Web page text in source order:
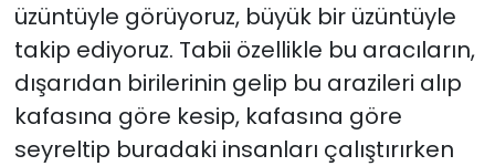
üzüntüyle görüyoruz, büyük bir üzüntüyle
takip ediyoruz. Tabii özellikle bu aracıların,
dışarıdan birilerinin gelip bu arazileri alıp
kafasına göre kesip, kafasına göre
seyreltip buradaki insanları çalıştırırken